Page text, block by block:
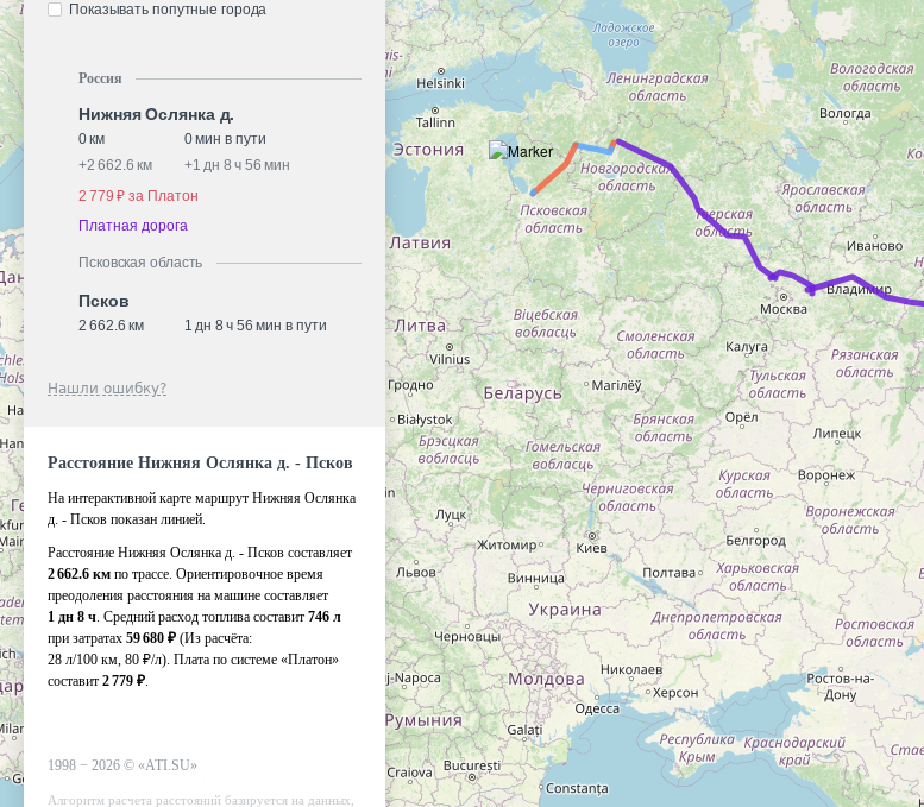
Показывать попутные города
Россия
Нижняя Ослянка д.
0 км
0 мин в пути
+2 662.6 км +1 дн 8 ч 56 мин
2 779 ₽ за Платон
Платная дорога
Псковская область
Псков
2 662.6 км 1 дн 8 ч 56 мин в пути
Нашли ошибку?
Расстояние Нижняя Ослянка д. - Псков
На интерактивной карте маршрут Нижняя Ослянка
д. - Псков показан линией.
Расстояние Нижняя Ослянка д. - Псков составляет
2 662.6 км по трассе. Ориентировочное время
преодоления расстояния на машине составляет
1 дн 8 ч. Средний расход топлива составит 746 л
при затратах 59 680 ₽ (Из расчёта:
28 л/100 км, 80 ₽/л). Плата по системе «Платон»
составит 2 779 ₽.
1998 − 2026 © «ATI.SU»
Алгоритм расчета расстояний базируется на данных,